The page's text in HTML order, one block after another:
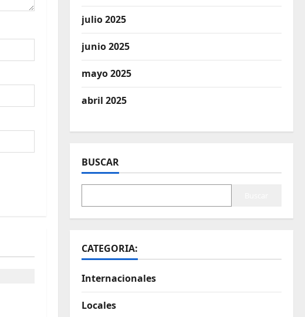
julio 2025
junio 2025
mayo 2025
abril 2025
BUSCAR
CATEGORIA:
Internacionales
Locales